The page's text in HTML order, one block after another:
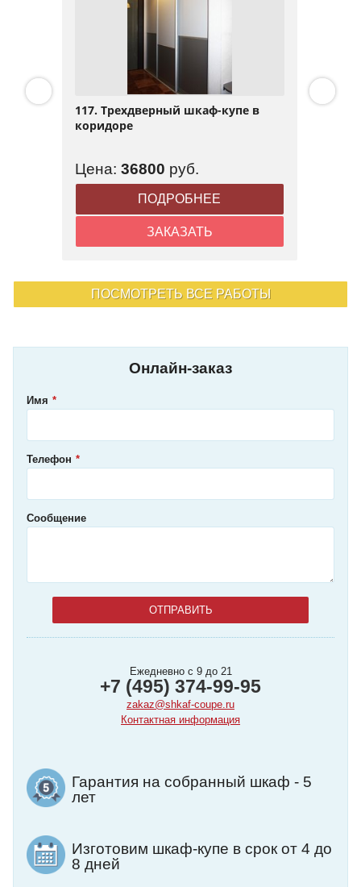
117. Трехдверный шкаф-купе в
коридоре
Цена: 36800 руб.
ПОДРОБНЕЕ
ЗАКАЗАТЬ
ПОСМОТРЕТЬ ВСЕ РАБОТЫ
Онлайн-заказ
Имя
Телефон
Сообщение
Ежедневно с 9 до 21
+7 (495) 374-99-95
zakaz@shkaf-coupe.ru
Контактная информация
Гарантия на собранный шкаф - 5
лет
Изготовим шкаф-купе в срок от 4 до
8 дней